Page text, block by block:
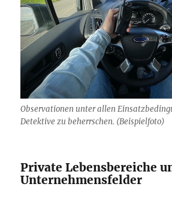
Observationen unter allen
Detektive zu beherrschen. (Beispielfoto)
Private Lebensbereiche
Unternehmensfelder